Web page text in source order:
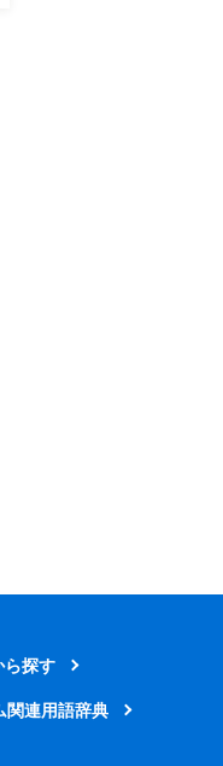
ら探す
関連用語辞典